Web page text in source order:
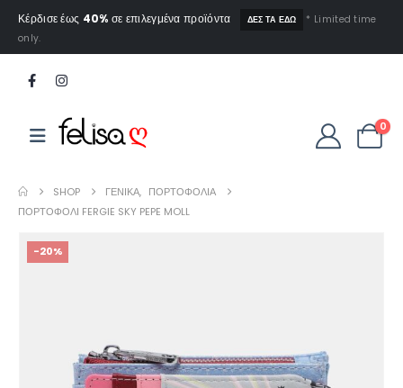
Κέρδισε έως 40% σε επιλεγμένα προϊόντα ΔΕΣ ΤΑ ΕΔΩ
* Limited time
only.
0
SHOP ΓΕΝΙΚΆ, ΠΟΡΤΟΦΌΛΙΑ
ΠΟΡΤΟΦΌΛΙ FERGIE SKY PEPE MOLL
-20%